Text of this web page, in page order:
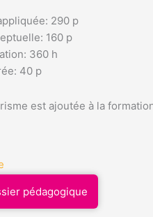
290 p
160 p
360 h
40 p
est ajoutée à la
pédagogique